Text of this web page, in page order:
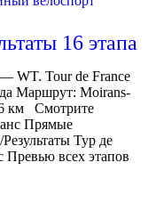
16 этапа
WT. Tour de France
Маршрут: Moirans-
км Смотрите
Прямые
Тур де
всех этапов